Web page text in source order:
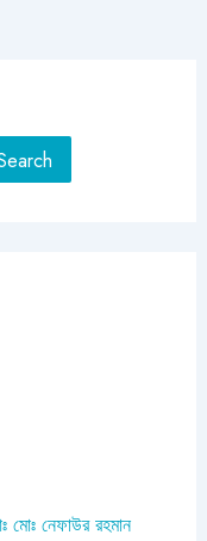
মোঃ নেফাউর রহমান